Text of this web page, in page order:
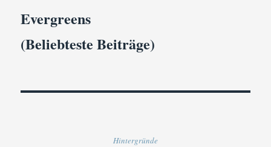
Evergreens
(Beliebteste Beiträge)
Hintergründe